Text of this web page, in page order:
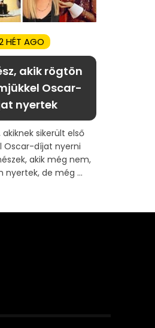
HÉT AGO
akik rögtön
Oscar-
nyertek
akiknek sikerült első
Oscar-díjat nyerni
akik még nem,
nyertek, de még ...